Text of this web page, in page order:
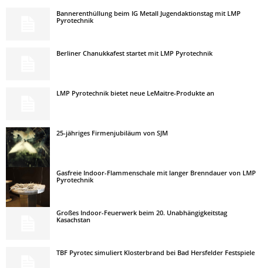
Bannerenthüllung beim IG Metall Jugendaktionstag mit LMP
Pyrotechnik
Berliner Chanukkafest startet mit LMP Pyrotechnik
LMP Pyrotechnik bietet neue LeMaitre-Produkte an
25-jähriges Firmenjubiläum von SJM
Gasfreie Indoor-Flammenschale mit langer Brenndauer von LMP
Pyrotechnik
Großes Indoor-Feuerwerk beim 20. Unabhängigkeitstag
Kasachstan
TBF Pyrotec simuliert Klosterbrand bei Bad Hersfelder Festspiele